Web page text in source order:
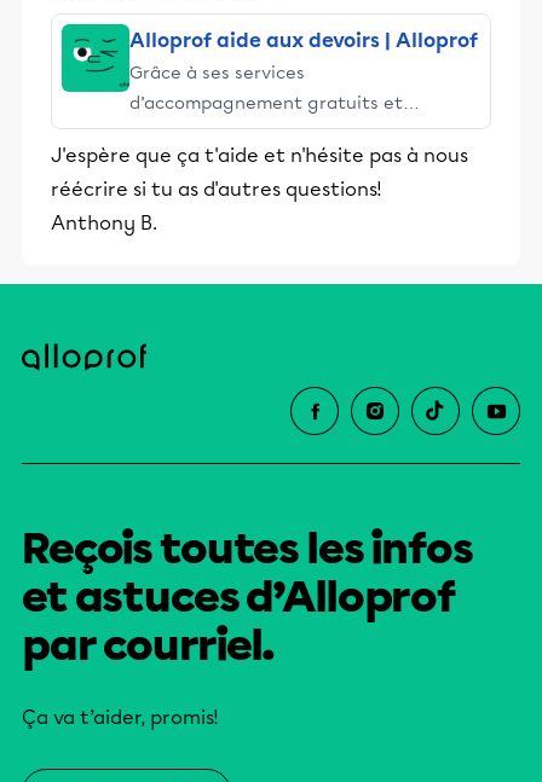
Alloprof aide aux devoirs | Alloprof
Grâce à ses services
d’accompagnement gratuits et
stimulants, Alloprof engage les élèves
et leurs parents dans la réussite
éducative.
J'espère que ça t'aide et n'hésite pas à nous
réécrire si tu as d'autres questions!
Anthony B.
Reçois toutes les infos
et astuces d’Alloprof
par courriel.
Ça va t’aider, promis!